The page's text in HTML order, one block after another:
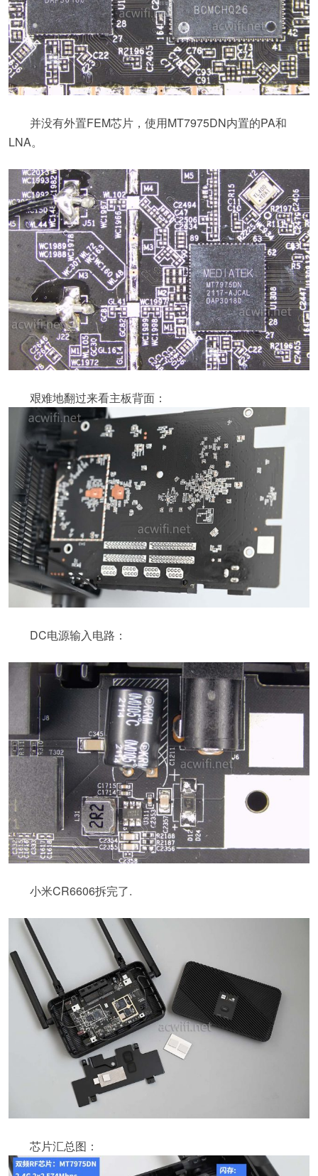
并没有外置FEM芯片，使用MT7975DN内置的PA和
LNA。
艰难地翻过来看主板背面：
DC电源输入电路：
小米CR6606拆完了.
芯片汇总图：